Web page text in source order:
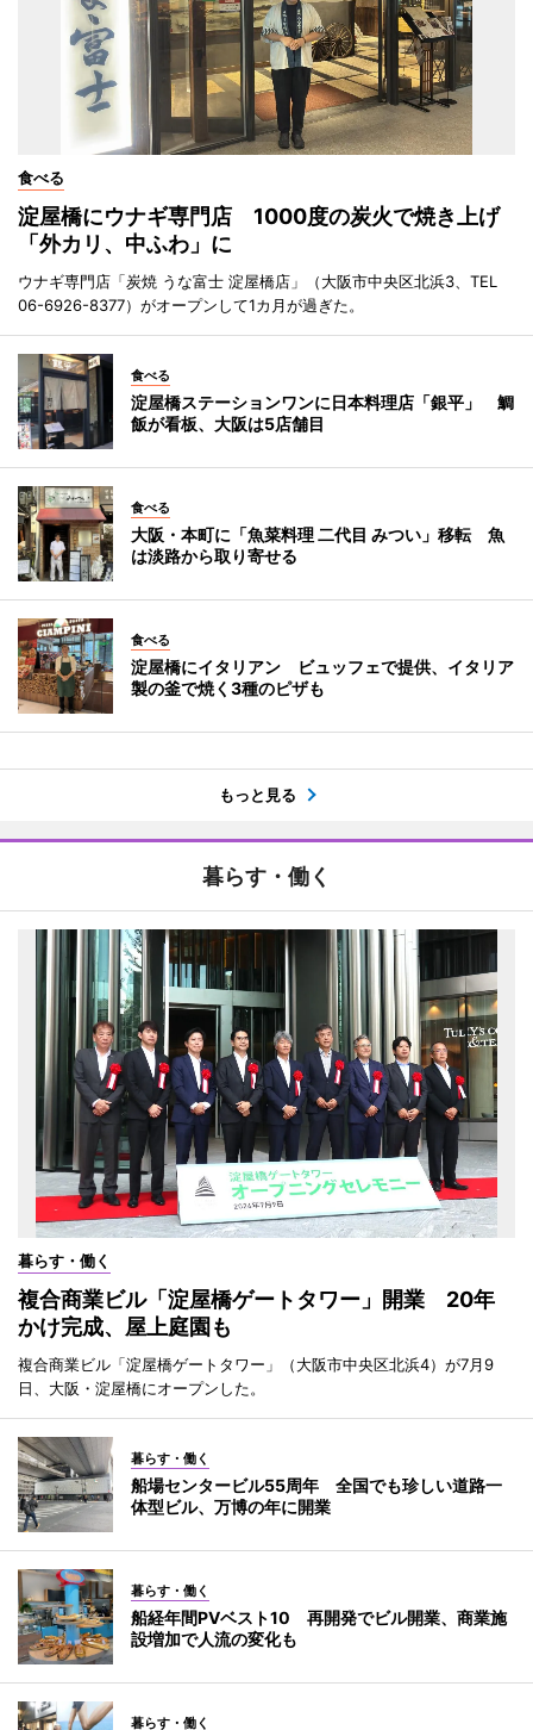
食べる
淀屋橋にウナギ専門店 1000度の炭火で焼き上げ
「外カリ、中ふわ」に
ウナギ専門店「炭焼 うな富士 淀屋橋店」（大阪市中央区北浜3、TEL
06-6926-8377）がオープンして1カ月が過ぎた。
食べる
淀屋橋ステーションワンに日本料理店「銀平」 鯛
飯が看板、大阪は5店舗目
食べる
大阪・本町に「魚菜料理 二代目 みつい」移転 魚
は淡路から取り寄せる
食べる
淀屋橋にイタリアン ビュッフェで提供、イタリア
製の釜で焼く3種のピザも
もっと見る
暮らす・働く
暮らす・働く
複合商業ビル「淀屋橋ゲートタワー」開業 20年
かけ完成、屋上庭園も
複合商業ビル「淀屋橋ゲートタワー」（大阪市中央区北浜4）が7月9
日、大阪・淀屋橋にオープンした。
暮らす・働く
船場センタービル55周年 全国でも珍しい道路一
体型ビル、万博の年に開業
暮らす・働く
船経年間PVベスト10 再開発でビル開業、商業施
設増加で人流の変化も
暮らす・働く